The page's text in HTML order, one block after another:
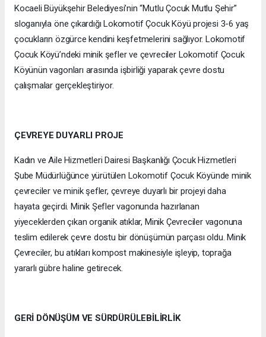
Kocaeli Büyükşehir Belediyesi’nin “Mutlu Çocuk Mutlu Şehir”
sloganıyla öne çıkardığı Lokomotif Çocuk Köyü projesi 3-6 yaş
çocukların özgürce kendini keşfetmelerini sağlıyor. Lokomotif
Çocuk Köyü’ndeki minik şefler ve çevreciler Lokomotif Çocuk
Köyünün vagonları arasında işbirliği yaparak çevre dostu
çalışmalar gerçekleştiriyor.
ÇEVREYE DUYARLI PROJE
Kadın ve Aile Hizmetleri Dairesi Başkanlığı Çocuk Hizmetleri
Şube Müdürlüğünce yürütülen Lokomotif Çocuk Köyünde minik
çevreciler ve minik şefler, çevreye duyarlı bir projeyi daha
hayata geçirdi. Minik Şefler vagonunda hazırlanan
yiyeceklerden çıkan organik atıklar, Minik Çevreciler vagonuna
teslim edilerek çevre dostu bir dönüşümün parçası oldu. Minik
Çevreciler, bu atıkları kompost makinesiyle işleyip, toprağa
yararlı gübre haline getirecek.
GERİ DÖNÜŞÜM VE SÜRDÜRÜLEBİLİRLİK